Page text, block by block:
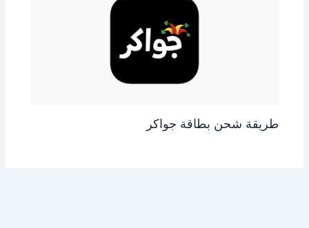
طريقة شحن بطاقة جواكر